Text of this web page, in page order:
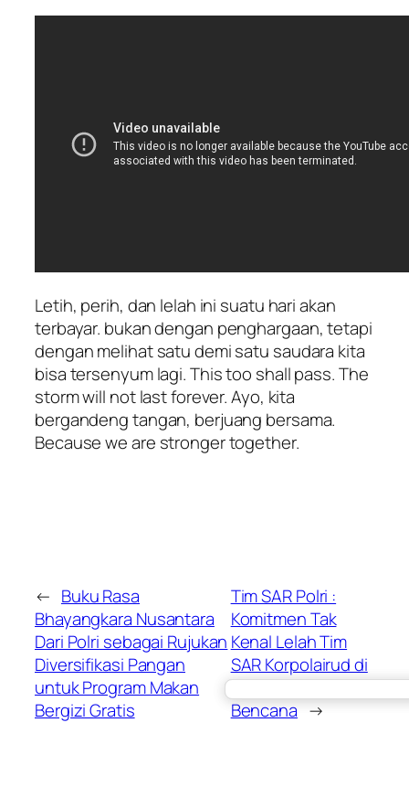
Letih, perih, dan lelah ini suatu hari akan
terbayar. bukan dengan penghargaan, tetapi
dengan melihat satu demi satu saudara kita
bisa tersenyum lagi. This too shall pass. The
storm will not last forever. Ayo, kita
bergandeng tangan, berjuang bersama.
Because we are stronger together.
← Buku Rasa
Bhayangkara Nusantara
Dari Polri sebagai Rujukan
Diversifikasi Pangan
untuk Program Makan
Bergizi Gratis
Tim SAR Polri :
Komitmen Tak
Kenal Lelah Tim
SAR Korpolairud di
Garis Depan
Bencana →